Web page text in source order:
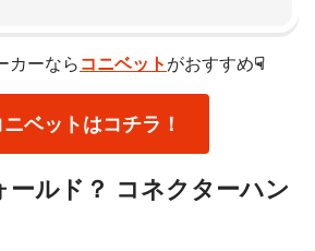
カーならコニベットがおすすめ☟
ニベットはコチラ！
ールド？ コネクターハン